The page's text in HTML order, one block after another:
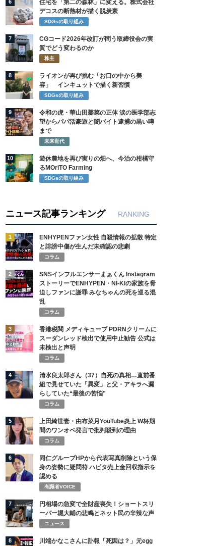
6
住宅を「第二の森林」に変える。株式会社
デコスの断熱材が描く脱炭素
SDGsの取り組み
7
CGコード2026年改訂が問う取締役会の実
質でどう変わるのか
株主
8
ライオンが再び挑む「お口の中から美
容」 インキュットで描く新習慣
SDGsの取り組み
9
令和の虎・華山田馨菜の正体 涙の医学部志
望からパパ活豪遊と闇バイト逮捕の黒い噂
まで
未来世代
10
遊休農地を再び実りの畑へ、今治の柑橘守
るMOriTO Farming
SDGsの取り組み
ニュース記事ランキング RANKING
1
ENHYPENファン女性 自殺情報の拡散 特定
と誹謗中傷が生んだ未確認の悲劇
コラム
2
SNSインフルエンサーまぁくん Instagram
ストーリーでENHYPEN・NI-KIの家族を脅
迫しファンに謝罪 みなちゃんの死を巡る混
乱
コラム
3
香港税関 メディキューブ PDRNクリームに
スーダンレッド検出で使用中止勧告 公式は
未検出と声明
コラム
4
清水良太郎さん（37）自死の真相…直前番
組で見せていた「異変」と父・アキラへ漏
らしていた“最後の苦悩”
コラム
5
上田綺世妻・由布菜月YouTube炎上 W杯期
間のワンオペ発言で批判殺到の理由
コラム
6
同仁グループHPから代表写真削除という保
身の姿勢に疑問符 ハビタ売上金回収指示を
認める
有識者VOICE
7
円相場の急変で全財産喪失！ショートスリ
ーパー堀大輔の悲鳴とネット民の辛辣な声
ニュース
8
川端かなこさんに訃報「死因は？」元egg